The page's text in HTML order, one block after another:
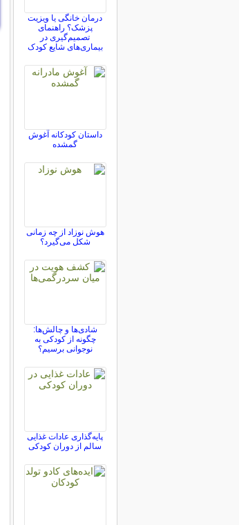
درمان خانگی یا ویزیت
پزشک؟ راهنمای
تصمیم‌گیری در
بیماری‌های شایع کودک
داستان کودکانه آغوش
گمشده
هوش نوزاد از چه زمانی
شکل می‌گیرد؟
شادی‌ها و چالش‌ها:
چگونه از کودکی به
نوجوانی برسیم؟
پایه‌گذاری عادات غذایی
سالم از دوران کودکی